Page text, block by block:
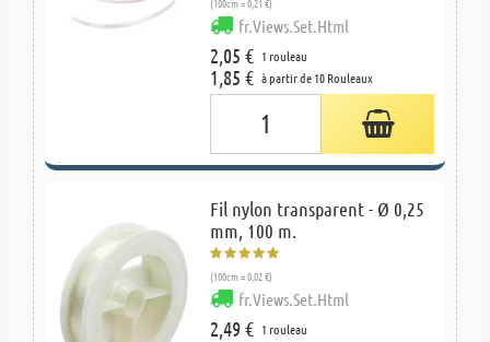
fr.Views.Set.Html
2,05 € 1 rouleau
1,85 € à partir de 10 Rouleaux
Fil nylon transparent - Ø 0,25
mm, 100 m.
(100cm = 0,02 €)
fr.Views.Set.Html
2,49 € 1 rouleau